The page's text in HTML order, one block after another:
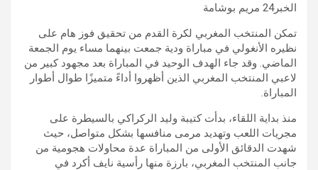
الخبر24 مريم بوشامة
تمكن المنتخب المغربي لكرة القدم من تحقيق فوز هام على
نظيره الأنغولي في مباراة ودية جمعت بينهما مساء يوم الجمعة
الماضي. وقد جاء الهدف الوحيد في المباراة بعد مجهود كبير من
لاعبي المنتخب المغربي الذين أظهروا أداءً متميزًا طوال أطوار
المباراة.
منذ بداية اللقاء، بدأت كتيبة وليد الركراكي بالسيطرة على
مجريات اللعب وتهديد مرمى منافسها بشكل متواصل، حيث
شهدت الدقائق الأولى من المباراة عدة محاولات هجومية من
جانب المنتخب المغربي، بارزة منها رأسية نايف أكرد في